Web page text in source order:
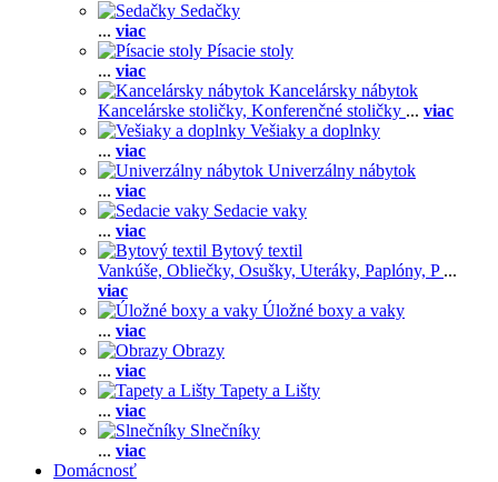
Sedačky
... viac
Písacie stoly
... viac
Kancelársky nábytok
Kancelárske stoličky, Konferenčné stoličky ... viac
Vešiaky a doplnky
... viac
Univerzálny nábytok
... viac
Sedacie vaky
... viac
Bytový textil
Vankúše, Obliečky, Osušky, Uteráky, Paplóny, P ...
viac
Úložné boxy a vaky
... viac
Obrazy
... viac
Tapety a Lišty
... viac
Slnečníky
... viac
Domácnosť